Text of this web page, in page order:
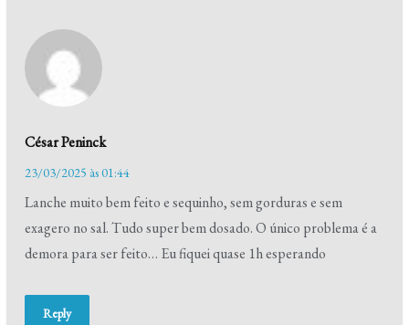
César Peninck
23/03/2025 às 01:44
Lanche muito bem feito e sequinho, sem gorduras e sem
exagero no sal. Tudo super bem dosado. O único problema é a
demora para ser feito… Eu fiquei quase 1h esperando
Reply